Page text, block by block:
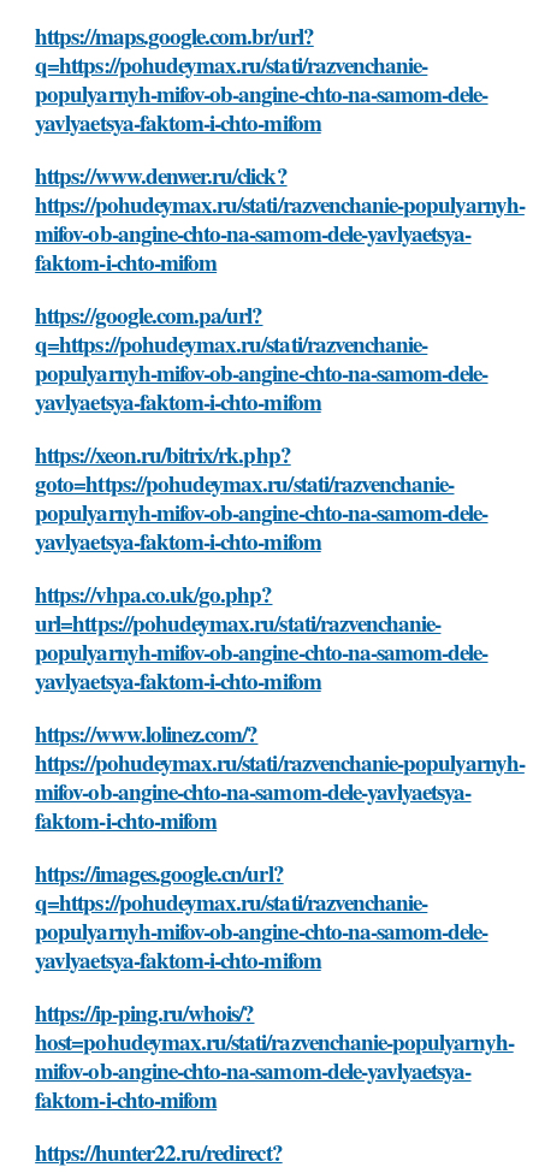
https://maps.google.com.br/url?
q=https://pohudeymax.ru/stati/razvenchanie-
populyarnyh-mifov-ob-angine-chto-na-samom-dele-
yavlyaetsya-faktom-i-chto-mifom
https://www.denwer.ru/click?
https://pohudeymax.ru/stati/razvenchanie-populyarnyh-
mifov-ob-angine-chto-na-samom-dele-yavlyaetsya-
faktom-i-chto-mifom
https://google.com.pa/url?
q=https://pohudeymax.ru/stati/razvenchanie-
populyarnyh-mifov-ob-angine-chto-na-samom-dele-
yavlyaetsya-faktom-i-chto-mifom
https://xeon.ru/bitrix/rk.php?
goto=https://pohudeymax.ru/stati/razvenchanie-
populyarnyh-mifov-ob-angine-chto-na-samom-dele-
yavlyaetsya-faktom-i-chto-mifom
https://vhpa.co.uk/go.php?
url=https://pohudeymax.ru/stati/razvenchanie-
populyarnyh-mifov-ob-angine-chto-na-samom-dele-
yavlyaetsya-faktom-i-chto-mifom
https://www.lolinez.com/?
https://pohudeymax.ru/stati/razvenchanie-populyarnyh-
mifov-ob-angine-chto-na-samom-dele-yavlyaetsya-
faktom-i-chto-mifom
https://images.google.cn/url?
q=https://pohudeymax.ru/stati/razvenchanie-
populyarnyh-mifov-ob-angine-chto-na-samom-dele-
yavlyaetsya-faktom-i-chto-mifom
https://ip-ping.ru/whois/?
host=pohudeymax.ru/stati/razvenchanie-populyarnyh-
mifov-ob-angine-chto-na-samom-dele-yavlyaetsya-
faktom-i-chto-mifom
https://hunter22.ru/redirect?